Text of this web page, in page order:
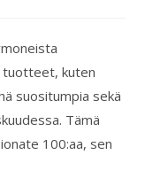
tuotteet, kuten
suositumpia sekä
Tämä
100:aa, sen